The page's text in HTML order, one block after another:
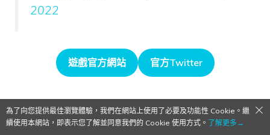
2022
遊戲官方網站 官方Twitter
為了向您提供最佳瀏覽體驗，我們在網站上使用了必要及功能性 Cookie。繼
續使用本網站，即表示您了解並同意我們的 Cookie 使用方式。 了解更多→